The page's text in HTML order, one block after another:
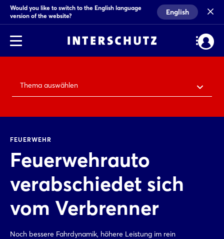
Would you like to switch to the English language
version of the website?
English
Thema auswählen
FEUERWEHR
Feuerwehrauto
verabschiedet sich
vom Verbrenner
Noch bessere Fahrdynamik, höhere Leistung im rein